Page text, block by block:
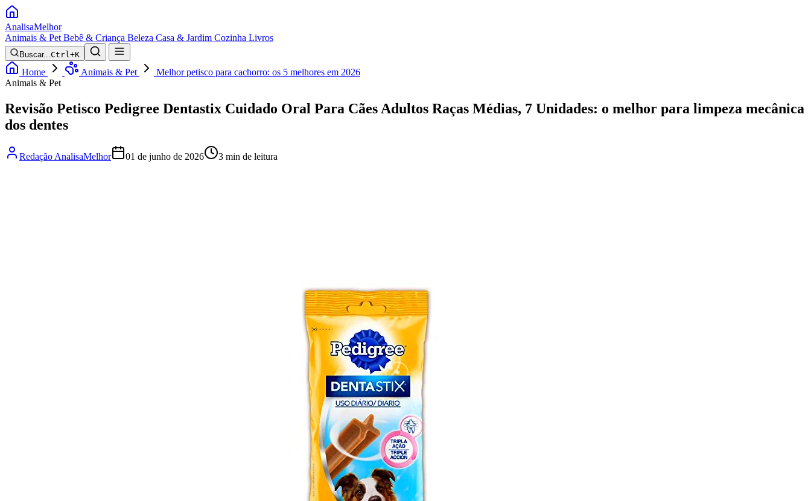
AnalisaMelhor
Animais & Pet Bebê & Criança Beleza Casa & Jardim Cozinha Livros
Buscar...Ctrl+K
Home Animais & Pet
Melhor petisco para cachorro: os 5 melhores em 2026
Animais & Pet
Revisão Petisco Pedigree Dentastix Cuidado Oral Para Cães Adultos Raças Médias, 7 Unidades: o melhor para limpeza mecânica
dos dentes
Redação AnalisaMelhor 01 de junho de 2026 3 min de leitura